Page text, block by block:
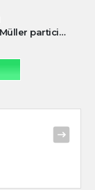
Morador de Lauro Müller participa de motociata em apoio a Bolsonaro